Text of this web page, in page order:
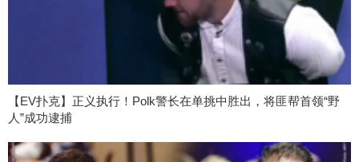
【EV扑克】正义执行！Polk警长在单挑中胜出，将匪帮首领“野
人”成功逮捕